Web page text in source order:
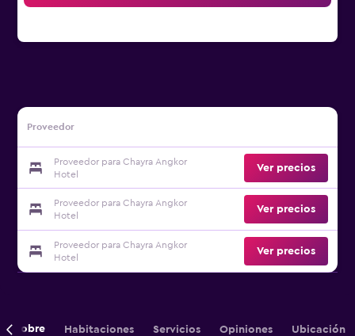
Proveedor
Proveedor para Chayra Angkor
Hotel
Ver precios
Proveedor para Chayra Angkor
Hotel
Ver precios
Proveedor para Chayra Angkor
Hotel
Ver precios
Sobre Habitaciones Servicios Opiniones Ubicación